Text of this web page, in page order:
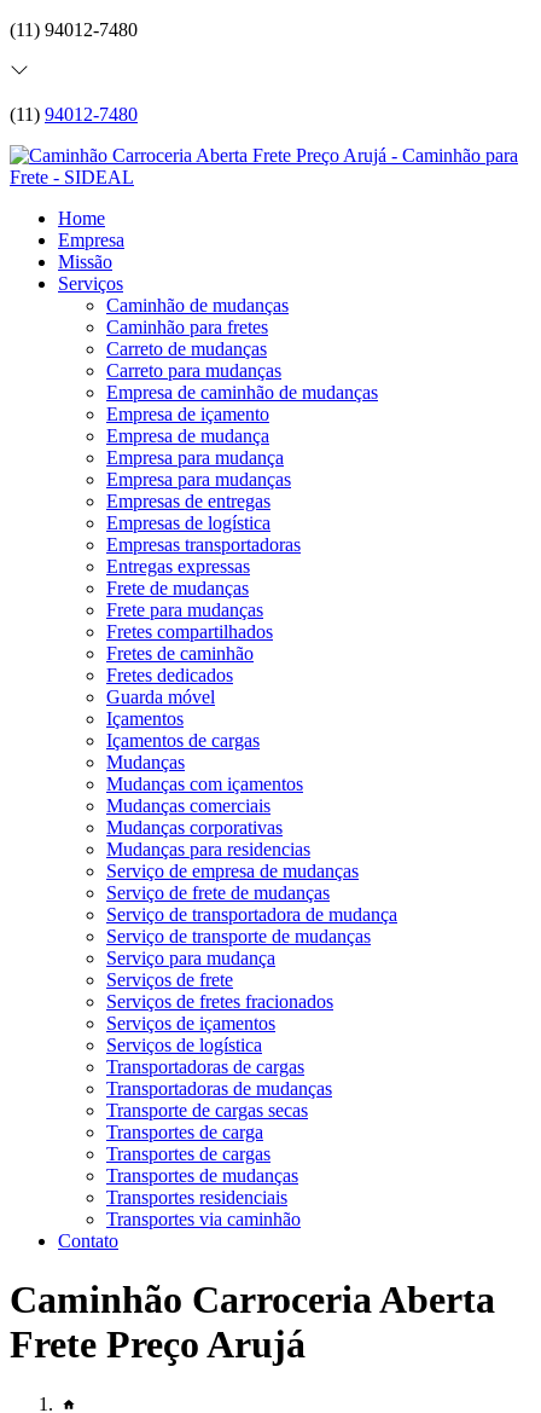
(11) 94012-7480
(11) 94012-7480
Home
Empresa
Missão
Serviços
Caminhão de mudanças
Caminhão para fretes
Carreto de mudanças
Carreto para mudanças
Empresa de caminhão de mudanças
Empresa de içamento
Empresa de mudança
Empresa para mudança
Empresa para mudanças
Empresas de entregas
Empresas de logística
Empresas transportadoras
Entregas expressas
Frete de mudanças
Frete para mudanças
Fretes compartilhados
Fretes de caminhão
Fretes dedicados
Guarda móvel
Içamentos
Içamentos de cargas
Mudanças
Mudanças com içamentos
Mudanças comerciais
Mudanças corporativas
Mudanças para residencias
Serviço de empresa de mudanças
Serviço de frete de mudanças
Serviço de transportadora de mudança
Serviço de transporte de mudanças
Serviço para mudança
Serviços de frete
Serviços de fretes fracionados
Serviços de içamentos
Serviços de logística
Transportadoras de cargas
Transportadoras de mudanças
Transporte de cargas secas
Transportes de carga
Transportes de cargas
Transportes de mudanças
Transportes residenciais
Transportes via caminhão
Contato
Caminhão Carroceria Aberta
Frete Preço Arujá